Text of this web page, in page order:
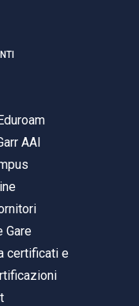
AAI
Gare
certificati e